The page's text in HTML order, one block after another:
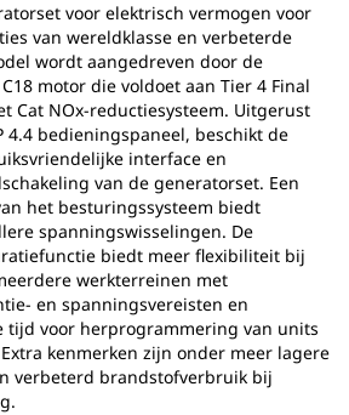
voor elektrisch vermogen voor
van wereldklasse en verbeterde
wordt aangedreven door de
motor die voldoet aan Tier 4 Final
Cat NOx-reductiesysteem. Uitgerust
4.4 bedieningspaneel, beschikt de
interface en
van de generatorset. Een
het besturingssysteem biedt
spanningswisselingen. De
biedt meer flexibiliteit bij
werkterreinen met
en spanningsvereisten en
tijd voor herprogrammering van units
kenmerken zijn onder meer lagere
verbeterd brandstofverbruik bij